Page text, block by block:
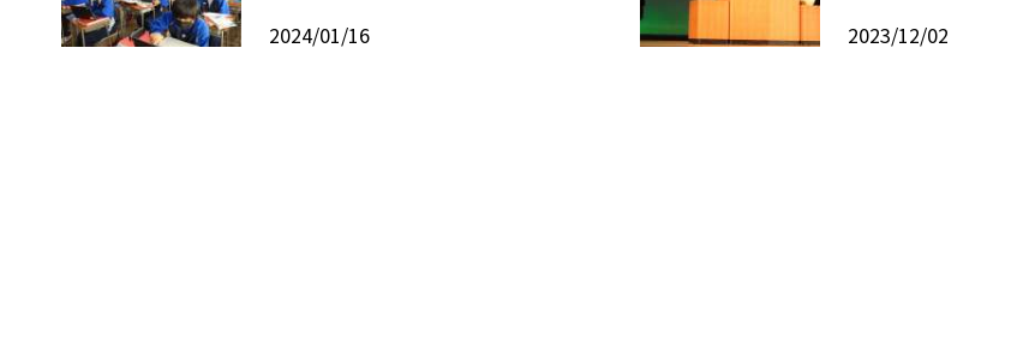
2024/01/16 2023/12/02